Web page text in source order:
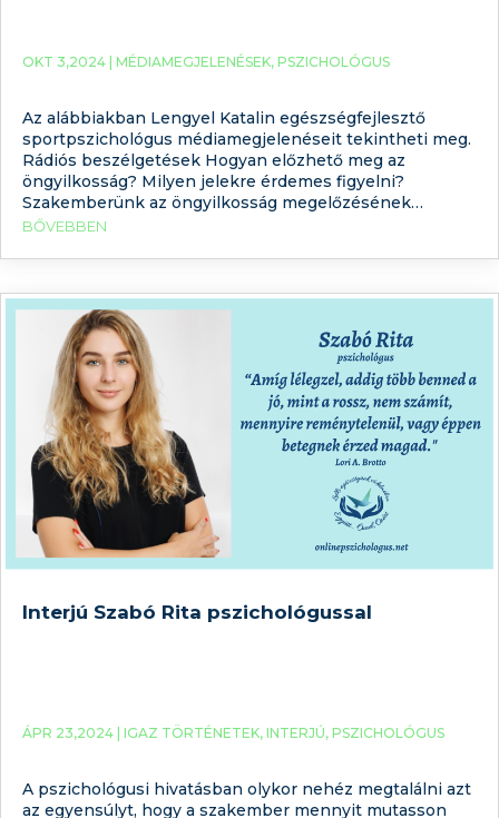
OKT 3,2024 | MÉDIAMEGJELENÉSEK, PSZICHOLÓGUS
Az alábbiakban Lengyel Katalin egészségfejlesztő
sportpszichológus médiamegjelenéseit tekintheti meg.
Rádiós beszélgetések Hogyan előzhető meg az
öngyilkosság? Milyen jelekre érdemes figyelni?
Szakemberünk az öngyilkosság megelőzésének
világnapján a Rádió Dabasnak adott interjút. Kattintson
BŐVEBBEN
Interjú Szabó Rita pszichológussal
ÁPR 23,2024 | IGAZ TÖRTÉNETEK, INTERJÚ, PSZICHOLÓGUS
A pszichológusi hivatásban olykor nehéz megtalálni azt
az egyensúlyt, hogy a szakember mennyit mutasson